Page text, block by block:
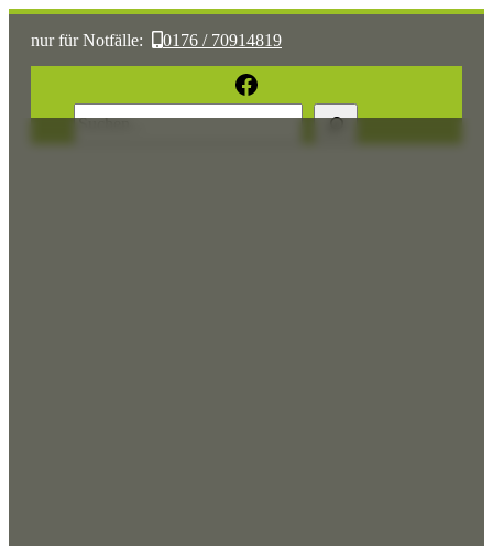
nur für Notfälle: 0176 / 70914819
Sonst: tierhilfe.wolfsburg@t-online.de
Facebook